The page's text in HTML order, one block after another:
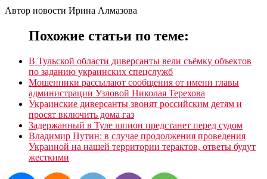
Автор новости Ирина Алмазова
Похожие статьи по теме:
В Тульской области диверсанты вели съёмку объектов
по заданию украинских спецслужб
Мошенники рассылают сообщения от имени главы
администрации Узловой Николая Терехова
Украинские диверсанты звонят российским детям и
просят включить дома газ
Задержанный в Туле шпион предстанет перед судом
Владимир Путин: в случае продолжения проведения
Украиной на нашей территории терактов, ответы будут
жесткими